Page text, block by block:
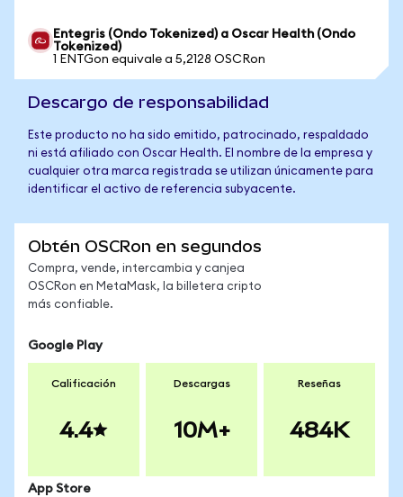
Entegris (Ondo Tokenized) a Oscar Health (Ondo
Tokenized)
1 ENTGon equivale a 5,2128 OSCRon
Descargo de responsabilidad
Este producto no ha sido emitido, patrocinado, respaldado
ni está afiliado con Oscar Health. El nombre de la empresa y
cualquier otra marca registrada se utilizan únicamente para
identificar el activo de referencia subyacente.
Obtén OSCRon en segundos
Compra, vende, intercambia y canjea
OSCRon en MetaMask, la billetera cripto
más confiable.
Google Play
Calificación
4.4
Descargas
10M+
Reseñas
484K
App Store